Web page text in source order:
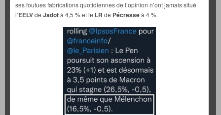
ses foutues fabrications quotidiennes de l’opinion n’ont jamais situé
l’EELVde Jadotà 4,5 % et le LR de Pécresseà 4 %.